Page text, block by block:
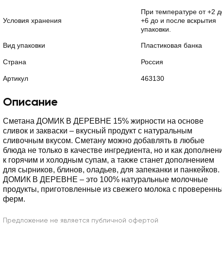
Условия хранения
При температуре от +2
+6 до и после вскрытия
упаковки.
Вид упаковки Пластиковая банка
Страна Россия
Артикул 463130
Описание
Сметана ДОМИК В ДЕРЕВНЕ 15% жирности на основе
сливок и закваски – вкусный продукт с натуральным
сливочным вкусом. Сметану можно добавлять в любые
блюда не только в качестве ингредиента, но и как
к горячим и холодным супам, а также станет дополнением
для сырников, блинов, оладьев, для запеканки и панкейков.
ДОМИК В ДЕРЕВНЕ – это 100% натуральные молочные
продукты, приготовленные из свежего молока с
ферм.
Предложение не является публичной офертой